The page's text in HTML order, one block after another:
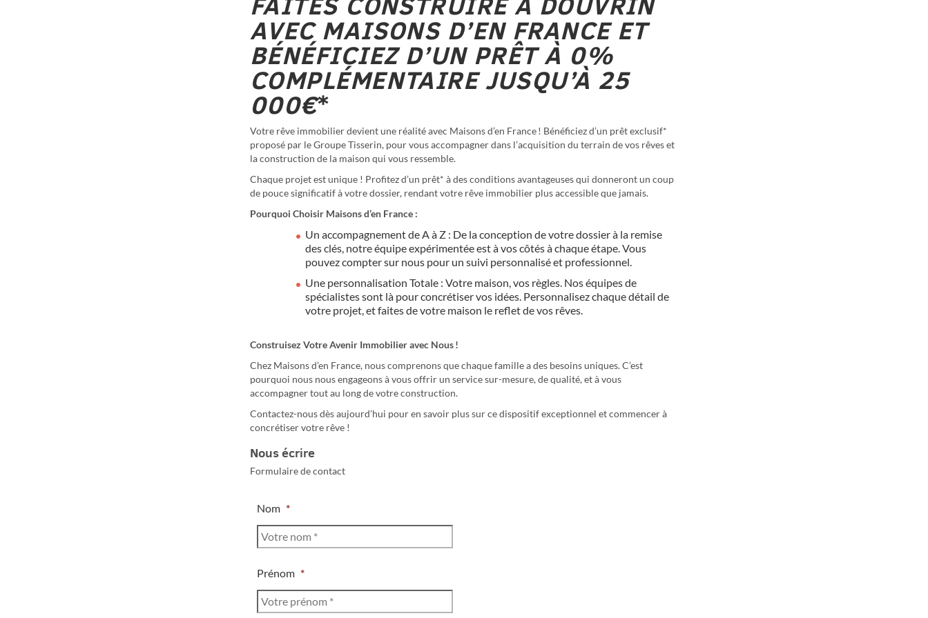
AVEC MAISONS D’EN FRANCE ET
BÉNÉFICIEZ D’UN PRÊT À 0%
COMPLÉMENTAIRE JUSQU’À 25
000€*
Votre rêve immobilier devient une réalité avec Maisons d’en France ! Bénéficiez d’un prêt exclusif*
proposé par le Groupe Tisserin, pour vous accompagner dans l’acquisition du terrain de vos rêves et
la construction de la maison qui vous ressemble.
Chaque projet est unique ! Profitez d’un prêt* à des conditions avantageuses qui donneront un coup
de pouce significatif à votre dossier, rendant votre rêve immobilier plus accessible que jamais.
Pourquoi Choisir Maisons d’en France :
Un accompagnement de A à Z : De la conception de votre dossier à la remise
des clés, notre équipe expérimentée est à vos côtés à chaque étape. Vous
pouvez compter sur nous pour un suivi personnalisé et professionnel.
Une personnalisation Totale : Votre maison, vos règles. Nos équipes de
spécialistes sont là pour concrétiser vos idées. Personnalisez chaque détail de
votre projet, et faites de votre maison le reflet de vos rêves.
Construisez Votre Avenir Immobilier avec Nous !
Chez Maisons d’en France, nous comprenons que chaque famille a des besoins uniques. C’est
pourquoi nous nous engageons à vous offrir un service sur-mesure, de qualité, et à vous
accompagner tout au long de votre construction.
Contactez-nous dès aujourd’hui pour en savoir plus sur ce dispositif exceptionnel et commencer à
concrétiser votre rêve !
Nous écrire
Formulaire de contact
Nom *
Prénom *